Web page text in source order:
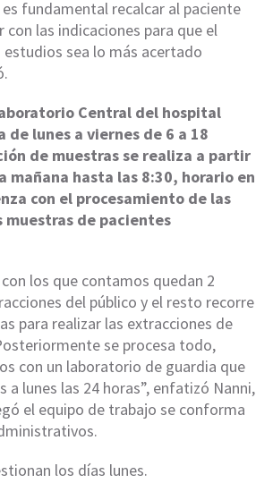
fundamental recalcar al paciente
con las indicaciones para que el
sea lo más acertado
Central del hospital
de lunes a viernes de 6 a 18
de muestras se realiza a partir
mañana hasta las 8:30, horario en
con el procesamiento de las
muestras de pacientes
los que contamos quedan 2
del público y el resto recorre
para realizar las extracciones de
se procesa todo,
con un laboratorio de guardia que
a lunes las 24 horas”, enfatizó Nanni,
el equipo de trabajo se conforma
los días lunes.